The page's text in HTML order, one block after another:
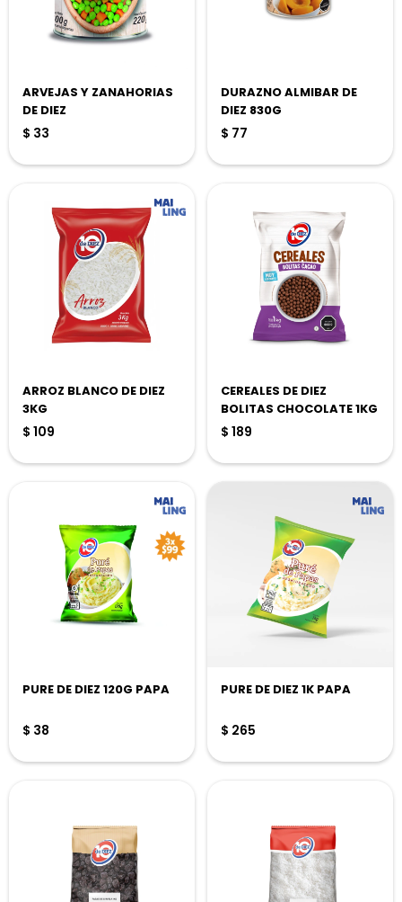
ARVEJAS Y ZANAHORIAS
DE DIEZ
$ 33
DURAZNO ALMIBAR DE
DIEZ 830G
$ 77
ARROZ BLANCO DE DIEZ
3KG
$ 109
CEREALES DE DIEZ
BOLITAS CHOCOLATE 1KG
$ 189
PURE DE DIEZ 120G PAPA
$ 38
PURE DE DIEZ 1K PAPA
$ 265